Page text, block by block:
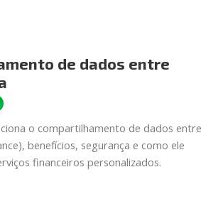
de dados entre
o compartilhamento de dados entre
benefícios, segurança e como ele
financeiros personalizados.